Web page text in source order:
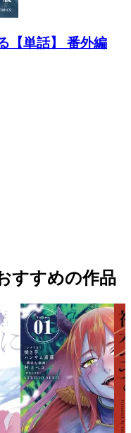
【単話】 番外編
すすめの作品